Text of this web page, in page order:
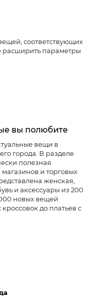
соответствующих
расширить параметры
вы полюбите
вещи в
города. В разделе
полезная
и торговых
женская,
и аксессуары из 200
новых вещей
до платьев с